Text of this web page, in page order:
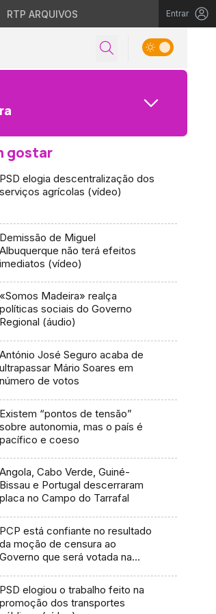
RTP ARQUIVOS Entrar
gostar
PSD elogia descentralização dos
serviços agrícolas (vídeo)
Demissão de Miguel
Albuquerque não terá efeitos
imediatos (vídeo)
«Somos Madeira» realça
políticas sociais do Governo
Regional (áudio)
António José Seguro acaba de
ultrapassar Mário Soares em
número de votos
Existem “pontos de tensão”
sobre autonomia, mas o país é
pacífico e coeso
Angola, Cabo Verde, Guiné-
Bissau e Portugal descerraram
placa no Campo do Tarrafal
PCP está confiante no resultado
da moção de censura ao
Governo que será votada na
PSD elogiou o trabalho feito na
promoção dos transportes